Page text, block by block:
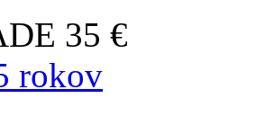
35 €
rokov